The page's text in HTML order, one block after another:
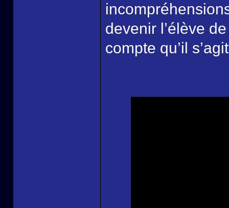
devenir l’élève
compte qu’il